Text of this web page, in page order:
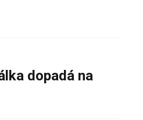
dopadá na